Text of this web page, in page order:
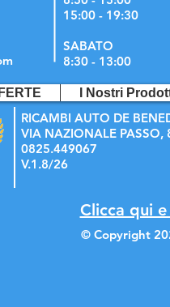
15:00 - 19:30
SABATO
8:30 - 13:00
I Nostri
RICAMBI AUTO DE
VIA NAZIONALE PASSO,
0825.449067
V.1.8/26
Clicca qui
© Copyright